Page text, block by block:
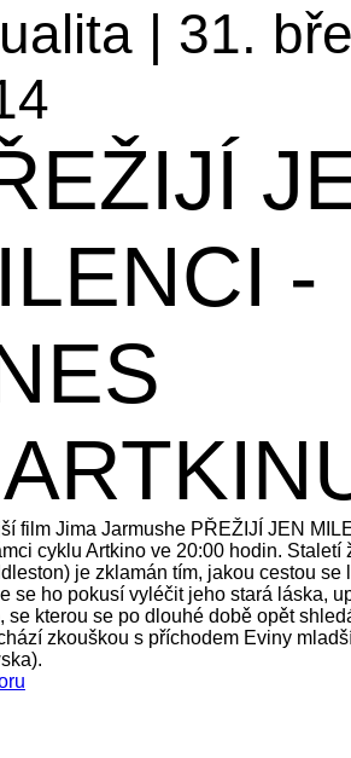
| 31.
-
film Jima Jarmushe PŘEŽIJÍ JEN
cyklu Artkino ve 20:00 hodin. Staletí
je zklamán tím, jakou cestou se
se ho pokusí vyléčit jeho stará láska,
se kterou se po dlouhé době opět
zkouškou s příchodem Eviny